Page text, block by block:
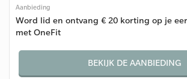
Aanbieding
Word lid en ontvang € 20 korting op je
met OneFit
BEKIJK DE AANBIEDING